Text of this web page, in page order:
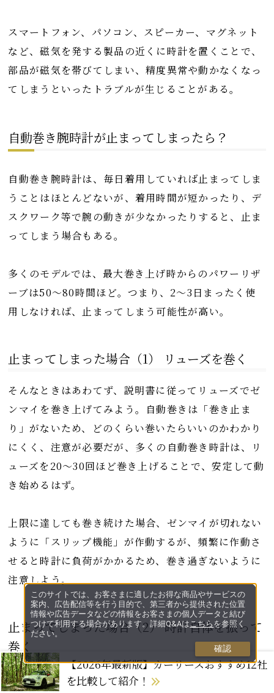
【2026年最新版】カーリースおすすめ12社
を比較して紹介！
スマートフォン、パソコン、スピーカー、マグネット
など、磁気を発する製品の近くに時計を置くことで、
部品が磁気を帯びてしまい、精度異常や動かなくなっ
てしまうといったトラブルが生じることがある。
自動巻き腕時計が止まってしまったら？
自動巻き腕時計は、毎日着用していれば止まってしま
うことはほとんどないが、着用時間が短かったり、デ
スクワーク等で腕の動きが少なかったりすると、止ま
ってしまう場合もある。
多くのモデルでは、最大巻き上げ時からのパワーリザ
ーブは50〜80時間ほど。つまり、2〜3日まったく使
用しなければ、止まってしまう可能性が高い。
止まってしまった場合（1） リューズを巻く
そんなときはあわてず、説明書に従ってリューズでゼ
ンマイを巻き上げてみよう。自動巻きは「巻き止ま
り」がないため、どのくらい巻いたらいいのかわかり
にくく、注意が必要だが、多くの自動巻き時計は、リ
ューズを20〜30回ほど巻き上げることで、安定して動
き始めるはず。
上限に達しても巻き続けた場合、ゼンマイが切れない
ように「スリップ機能」が作動するが、頻繁に作動さ
せると時計に負荷がかかるため、巻き過ぎないように
注意しよう。
止まってしまった場合（2） 時計自体を振って
巻く
なかには手巻き機能がないモデルもあるが、自動巻き
このサイトでは、お客さまに適したお得な商品やサービスの
案内、広告配信等を行う目的で、第三者から提供された位置
情報や広告データなどの情報をお客さまの個人データと結び
つけて利用する場合があります。詳細Q&Aはこちら を参照く
ださい。
確認